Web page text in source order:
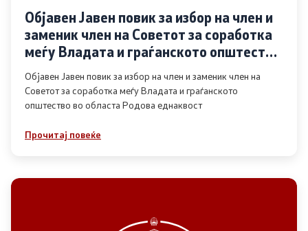
Отворени денови за иницијативи на граѓанските
организации
Финансиска поддршка
Објавен Јавен повик за избор на член и
заменик член на Советот за соработка
меѓу Владата и граѓанското општество
во областа Родова еднаквост
Објавен Јавен повик за избор на член и заменик член на
Советот за соработка меѓу Владата и граѓанското
општество во областа Родова еднаквост
Прочитај повеќе